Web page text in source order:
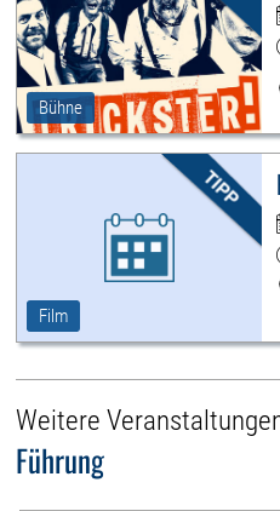
Bühne
Film
Weitere
Führung